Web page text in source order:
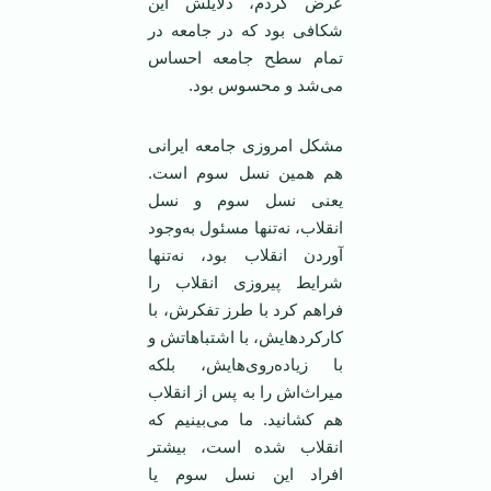
شکافی بود که در جامعه در
تمام سطح جامعه احساس
می‌شد و محسوس بود.
مشکل امروزی جامعه ایرانی
هم همین نسل سوم است.
یعنی نسل سوم و نسل
انقلاب، نه‌تنها مسئول به‌وجود
آوردن انقلاب بود، نه‌تنها
شرایط پیروزی انقلاب را
فراهم کرد با طرز تفکرش، با
کارکرد‌هایش، با اشتباهاتش و
با زیاده‌روی‌هایش، بلکه
میراث‌اش را به پس از انقلاب
هم کشانید. ما می‌بینیم که
انقلاب شده است، بیشتر
افراد این نسل سوم یا